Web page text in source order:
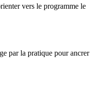
vers le programme le
par la pratique pour ancrer